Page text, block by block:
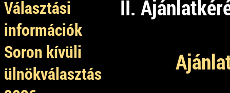
Választási
információk
Soron kívüli
ülnökválasztás
II.